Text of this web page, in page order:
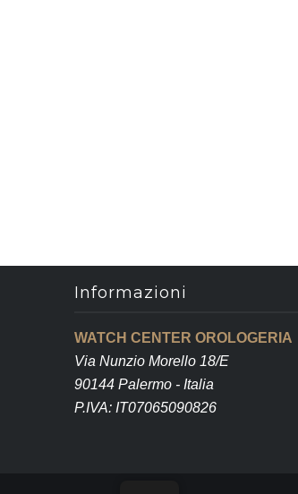
Informazioni
WATCH CENTER OROLOGERIA
Via Nunzio Morello 18/E
90144 Palermo - Italia
P.IVA: IT07065090826